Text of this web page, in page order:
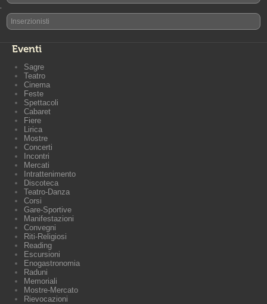
-
Inserzionisti
Eventi
Sagre
Teatro
Cinema
Feste
Spettacoli
Cabaret
Fiere
Lirica
Mostre
Concerti
Incontri
Mercati
Intrattenimento
Discoteca
Teatro-Danza
Corsi
Gare-Sportive
Manifestazioni
Convegni
Riti-Religiosi
Reading
Escursioni
Enogastronomia
Raduni
Memoriali
Mostre-Mercato
Rievocazioni